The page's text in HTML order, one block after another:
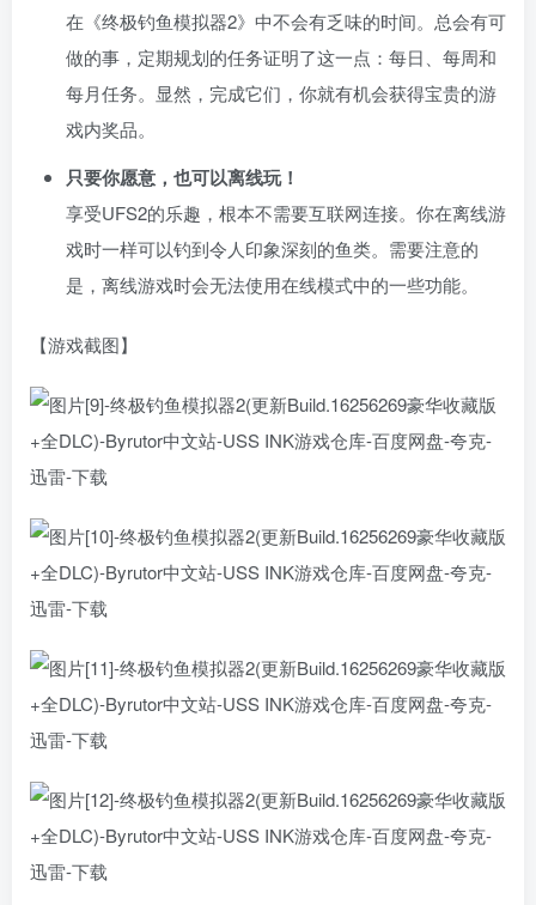
在《终极钓鱼模拟器2》中不会有乏味的时间。总会有可
做的事，定期规划的任务证明了这一点：每日、每周和
每月任务。显然，完成它们，你就有机会获得宝贵的游
戏内奖品。
只要你愿意，也可以离线玩！
享受UFS2的乐趣，根本不需要互联网连接。你在离线游
戏时一样可以钓到令人印象深刻的鱼类。需要注意的
是，离线游戏时会无法使用在线模式中的一些功能。
【游戏截图】